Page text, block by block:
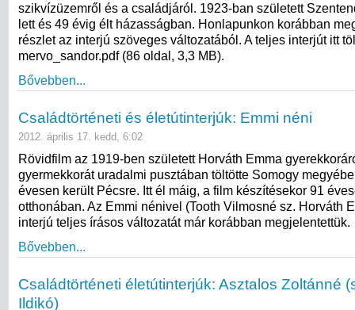
szikvízüzemről és a családjáról. 1923-ban született
lett és 49 évig élt házasságban. Honlapunkon korábban
részlet az interjú szöveges változatából. A teljes interjút itt
mervo_sandor.pdf (86 oldal, 3,3 MB).
Bővebben...
Családtörténeti és életútinterjúk: Emmi néni
2012. április 17. kedd, 6:02
Rövidfilm az 1919-ben született Horváth Emma
gyermekkorát uradalmi pusztában töltötte Somogy
évesen került Pécsre. Itt él máig, a film készítésekor 91
otthonában. Az Emmi nénivel (Tooth Vilmosné sz. Horváth
interjú teljes írásos változatát már korábban megjelentettük.
Bővebben...
Családtörténeti életútinterjúk: Asztalos Zoltánné
Ildikó)